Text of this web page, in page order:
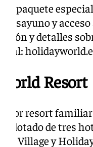
paquete
y acceso
y detalles
Resort
resort
dotado de tres
Village y